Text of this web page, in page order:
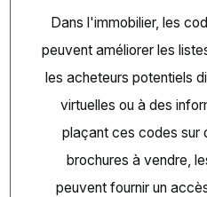
Dans l'immobilier, les
peuvent améliorer les
les acheteurs potentiels
virtuelles ou à des
plaçant ces codes sur
brochures à vendre,
peuvent fournir un